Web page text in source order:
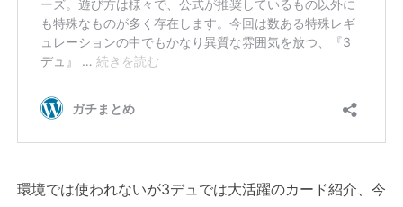
環境では使われないが3デュでは大活躍のカード紹介、今